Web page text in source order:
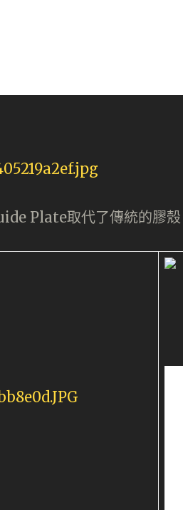
Plate取代了傳統的膠殼